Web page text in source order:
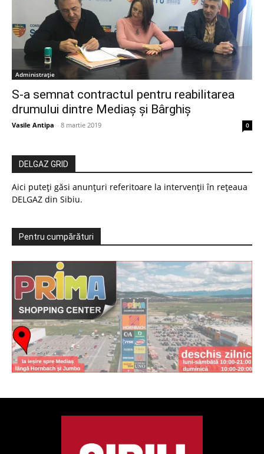
Administrație
S-a semnat contractul pentru reabilitarea
drumului dintre Mediaș și Bârghiș
Vasile Antipa - 8 martie 2019 0
DELGAZ GRID
Aici puteți găsi anunțuri referitoare la intervenții în rețeaua
DELGAZ din Sibiu.
Pentru cumpărături